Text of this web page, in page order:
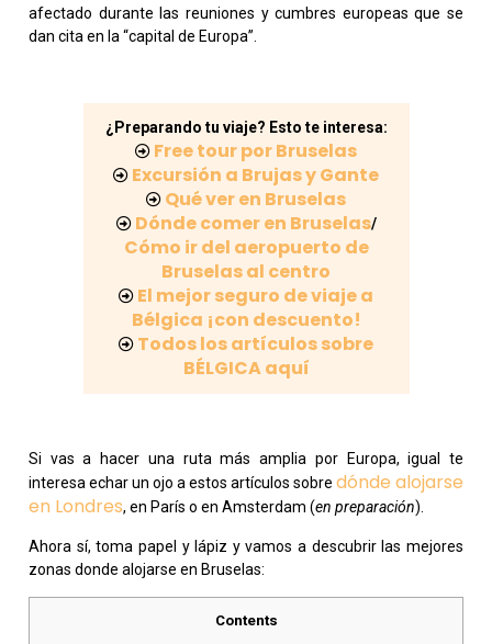
afectado durante las reuniones y cumbres europeas que se
dan cita en la “capital de Europa”.
¿Preparando tu viaje? Esto te interesa:
Free tour por Bruselas
Excursión a Brujas y Gante
Qué ver en Bruselas
Dónde comer en Bruselas/
Cómo ir del aeropuerto de
Bruselas al centro
El mejor seguro de viaje a
Bélgica ¡con descuento!
Todos los artículos sobre
BÉLGICA aquí
Si vas a hacer una ruta más amplia por Europa, igual te
interesa echar un ojo a estos artículos sobre dónde alojarse
en Londres, en París o en Amsterdam (en preparación).
Ahora sí, toma papel y lápiz y vamos a descubrir las mejores
zonas donde alojarse en Bruselas:
Contents